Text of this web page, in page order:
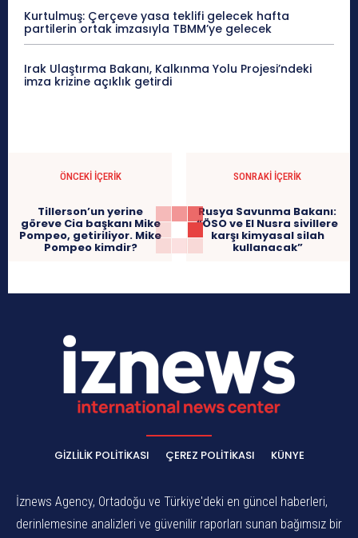
Kurtulmuş: Çerçeve yasa teklifi gelecek hafta
partilerin ortak imzasıyla TBMM’ye gelecek
Irak Ulaştırma Bakanı, Kalkınma Yolu Projesi’ndeki
imza krizine açıklık getirdi
ÖNCEKI İÇERIK
Tillerson’un yerine
göreve Cia başkanı Mike
Pompeo, getiriliyor. Mike
Pompeo kimdir?
SONRAKI İÇERIK
Rusya Savunma Bakanı:
“ÖSO ve El Nusra sivillere
karşı kimyasal silah
kullanacak”
GIZLILIK POLITIKASI ÇEREZ POLITIKASI KÜNYE
İznews Agency, Ortadoğu ve Türkiye'deki en güncel haberleri,
derinlemesine analizleri ve güvenilir raporları sunan bağımsız bir